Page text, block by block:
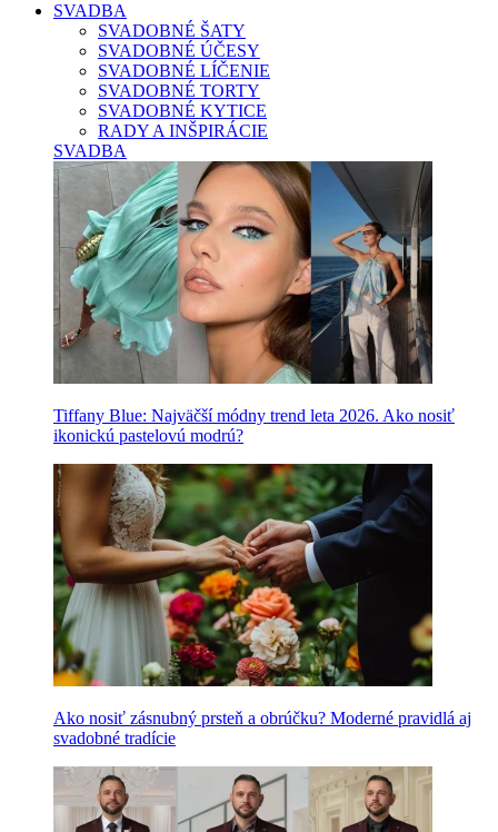
SVADBA
SVADOBNÉ ŠATY
SVADOBNÉ ÚČESY
SVADOBNÉ LÍČENIE
SVADOBNÉ TORTY
SVADOBNÉ KYTICE
RADY A INŠPIRÁCIE
SVADBA
Tiffany Blue: Najväčší módny trend leta 2026. Ako nosiť
ikonickú pastelovú modrú?
Ako nosiť zásnubný prsteň a obrúčku? Moderné pravidlá aj
svadobné tradície